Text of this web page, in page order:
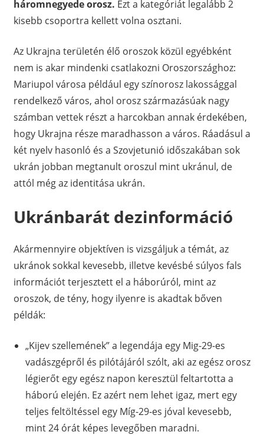
háromnegyede orosz. Ezt a kategóriát legalább 2
kisebb csoportra kellett volna osztani.
Az Ukrajna területén élő oroszok közül egyébként
nem is akar mindenki csatlakozni Oroszországhoz:
Mariupol városa például egy színorosz lakossággal
rendelkező város, ahol orosz származásúak nagy
számban vettek részt a harcokban annak érdekében,
hogy Ukrajna része maradhasson a város. Ráadásul a
két nyelv hasonló és a Szovjetunió időszakában sok
ukrán jobban megtanult oroszul mint ukránul, de
attól még az identitása ukrán.
Ukránbarát dezinformáció
Akármennyire objektíven is vizsgáljuk a témát, az
ukránok sokkal kevesebb, illetve kevésbé súlyos fals
információt terjesztett el a háborúról, mint az
oroszok, de tény, hogy ilyenre is akadtak bőven
példák:
„Kijev szellemének” a legendája egy Mig-29-es
vadászgépről és pilótájáról szólt, aki az egész orosz
légierőt egy egész napon keresztül feltartotta a
háború elején. Ez azért nem lehet igaz, mert egy
teljes feltöltéssel egy Míg-29-es jóval kevesebb,
mint 24 órát képes levegőben maradni.